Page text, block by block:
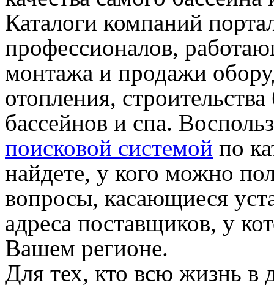
Каталоги компаний
профессионалов,
монтажа и продажи
отопления,
бассейнов и спа.
поисковой системой по
найдете, у кого можно
вопросы, касающиеся
адреса поставщиков, у
Вашем регионе.
Для тех, кто всю жизнь в